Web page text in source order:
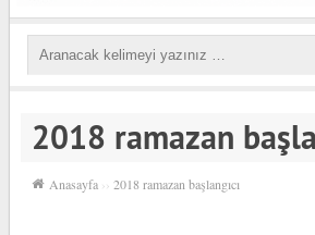
2018 ramazan
Anasayfa ›› 2018 ramazan başlangıcı